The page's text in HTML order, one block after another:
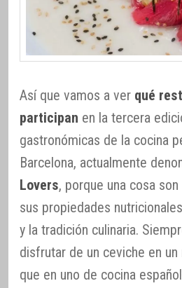
Así que vamos a ver qué
participan en la tercera
gastronómicas de la cocina
Barcelona, actualmente
Lovers, porque una cosa
sus propiedades
y la tradición culinaria.
disfrutar de un ceviche en
que en uno de cocina